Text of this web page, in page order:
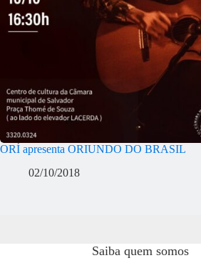
ORÍ apresenta ORIUNDO DO BRASIL
02/10/2018
Saiba quem somos